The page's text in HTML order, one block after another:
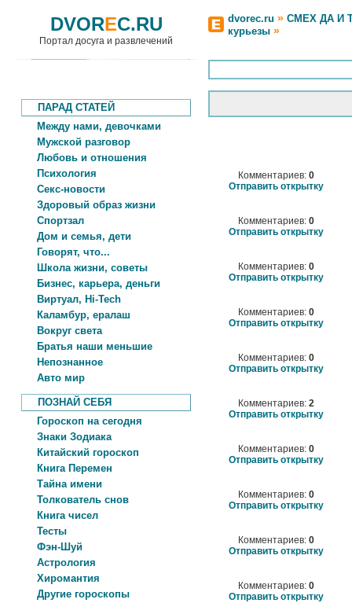
DVOREC.RU
Портал досуга и развлечений
dvorec.ru » СМЕХ ДА И
курьезы »
ПАРАД СТАТЕЙ
Между нами, девочками
Мужской разговор
Любовь и отношения
Психология
Секс-новости
Здоровый образ жизни
Спортзал
Дом и семья, дети
Говорят, что...
Школа жизни, советы
Бизнес, карьера, деньги
Виртуал, Hi-Tech
Каламбур, ералаш
Вокруг света
Братья наши меньшие
Непознанное
Авто мир
ПОЗНАЙ СЕБЯ
Гороскоп на сегодня
Знаки Зодиака
Китайский гороскоп
Книга Перемен
Тайна имени
Толкователь снов
Книга чисел
Тесты
Фэн-Шуй
Астрология
Хиромантия
Другие гороскопы
Комментариев: 0
Отправить открытку
Комментариев: 0
Отправить открытку
Комментариев: 0
Отправить открытку
Комментариев: 0
Отправить открытку
Комментариев: 0
Отправить открытку
Комментариев: 2
Отправить открытку
Комментариев: 0
Отправить открытку
Комментариев: 0
Отправить открытку
Комментариев: 0
Отправить открытку
Комментариев: 0
Отправить открытку